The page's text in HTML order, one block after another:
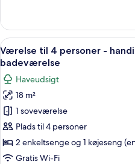
udsigt
til
gårdsplads
-
privat
badeværelse
-
til
gårdsplads
Indlæs
alle
billeder
af
Værelse
til
4
personer
-
1
Værelse til 4 personer -
badeværelse
Haveudsigt
18 m²
1 soveværelse
Plads til 4 personer
2 enkeltsenge og 1 køjeseng
Gratis Wi-Fi